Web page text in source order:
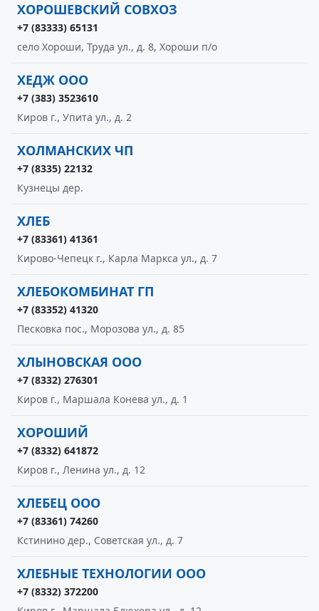
ХОРОШЕВСКИЙ СОВХОЗ
+7 (83333) 65131
село Хороши, Труда ул., д. 8, Хороши п/о
ХЕДЖ ООО
+7 (383) 3523610
Киров г., Упита ул., д. 2
ХОЛМАНСКИХ ЧП
+7 (8335) 22132
Кузнецы дер.
ХЛЕБ
+7 (83361) 41361
Кирово-Чепецк г., Карла Маркса ул., д. 7
ХЛЕБОКОМБИНАТ ГП
+7 (83352) 41320
Песковка пос., Морозова ул., д. 85
ХЛЫНОВСКАЯ ООО
+7 (8332) 276301
Киров г., Маршала Конева ул., д. 1
ХОРОШИЙ
+7 (8332) 641872
Киров г., Ленина ул., д. 12
ХЛЕБЕЦ ООО
+7 (83361) 74260
Кстинино дер., Советская ул., д. 7
ХЛЕБНЫЕ ТЕХНОЛОГИИ ООО
+7 (8332) 372200